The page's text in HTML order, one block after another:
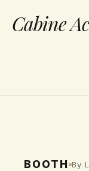
Cabine
BOOTH By